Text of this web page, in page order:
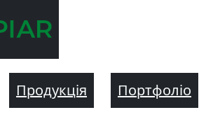
Продукція Портфоліо